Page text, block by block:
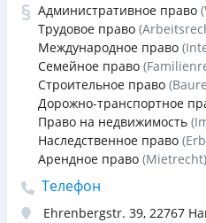
Административное право
Трудовое право
Международное право
Семейное право
Строительное право
Дорожно-транспортное
Право на недвижимость
Наследственное право
Арендное право (Mietrecht)
Телефон
Ehrenbergstr. 39, 22767